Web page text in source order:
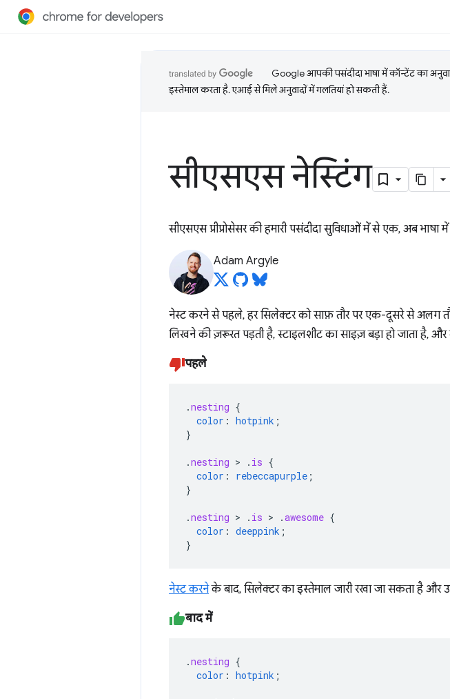
Google आपकी पसंदीदा भाषा में कॉन्टेंट का
इस्तेमाल करता है. एआई से मिले अनुवादों में गलतियां हो सकती हैं.
सीएसएस नेस्टिंग
सीएसएस प्रीप्रोसेसर की हमारी पसंदीदा सुविधाओं में से एक, अब भाषा
Adam Argyle
नेस्ट करने से पहले, हर सिलेक्टर को साफ़ तौर पर एक-दूसरे से अलग
लिखने की ज़रूरत पड़ती है, स्टाइलशीट का साइज़ बड़ा हो जाता है,
पहले
.nesting {
color : hotpink ;
}
.nesting > . is {
color : rebeccapurple ;
}
.nesting > . is > .awesome {
color : deeppink ;
}
नेस्ट करनेके बाद, सिलेक्टर का इस्तेमाल जारी रखा जा सकता है
बाद में
.nesting {
color : hotpink ;